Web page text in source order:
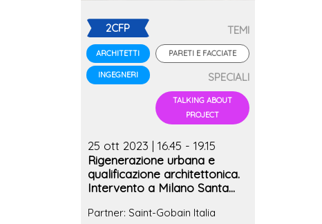
2CFP
ARCHITETTI
INGEGNERI
TEMI
PARETI E FACCIATE
SPECIALI
TALKING ABOUT
PROJECT
25 ott 2023 | 16.45 - 19.15
Rigenerazione urbana e
qualificazione architettonica.
Intervento a Milano Santa
District
Partner: Saint-Gobain Italia